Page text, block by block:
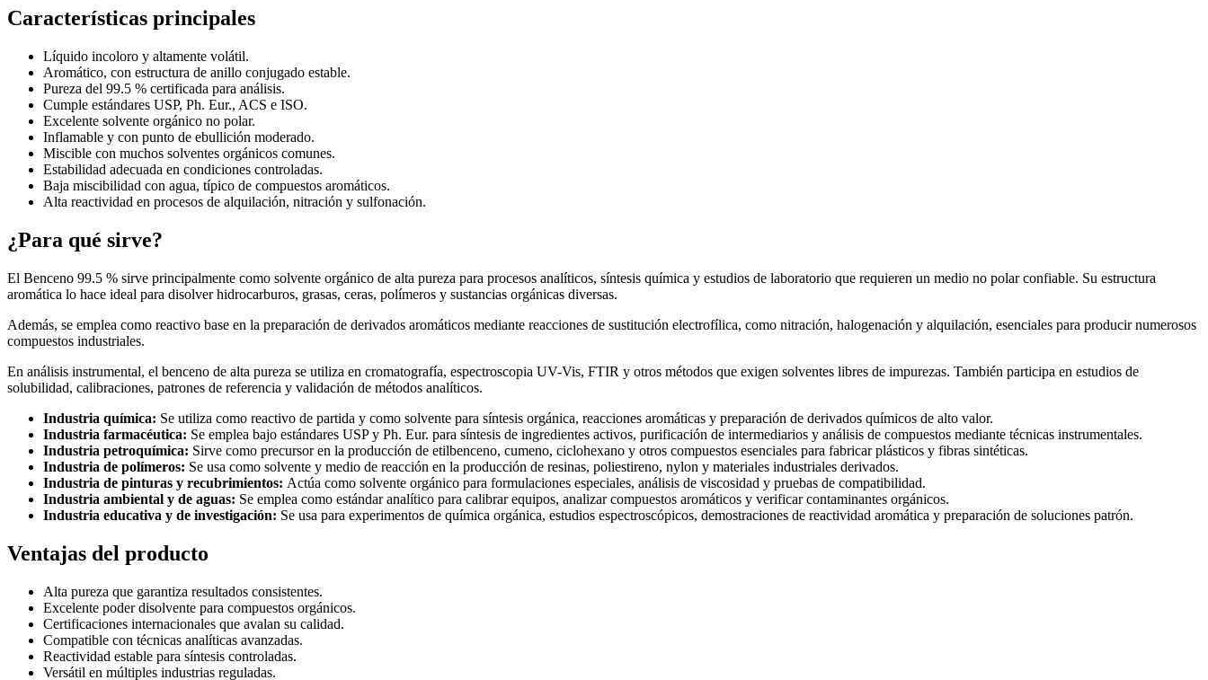
Características principales
Líquido incoloro y altamente volátil.
Aromático, con estructura de anillo conjugado estable.
Pureza del 99.5 % certificada para análisis.
Cumple estándares USP, Ph. Eur., ACS e ISO.
Excelente solvente orgánico no polar.
Inflamable y con punto de ebullición moderado.
Miscible con muchos solventes orgánicos comunes.
Estabilidad adecuada en condiciones controladas.
Baja miscibilidad con agua, típico de compuestos aromáticos.
Alta reactividad en procesos de alquilación, nitración y sulfonación.
¿Para qué sirve?
El Benceno 99.5 % sirve principalmente como solvente orgánico de alta pureza para procesos analíticos, síntesis química y estudios de laboratorio que requieren un medio no polar confiable. Su estructura
aromática lo hace ideal para disolver hidrocarburos, grasas, ceras, polímeros y sustancias orgánicas diversas.
Además, se emplea como reactivo base en la preparación de derivados aromáticos mediante reacciones de sustitución electrofílica, como nitración, halogenación y alquilación, esenciales para producir numerosos
compuestos industriales.
En análisis instrumental, el benceno de alta pureza se utiliza en cromatografía, espectroscopia UV-Vis, FTIR y otros métodos que exigen solventes libres de impurezas. También participa en estudios de
solubilidad, calibraciones, patrones de referencia y validación de métodos analíticos.
Industria química: Se utiliza como reactivo de partida y como solvente para síntesis orgánica, reacciones aromáticas y preparación de derivados químicos de alto valor.
Industria farmacéutica: Se emplea bajo estándares USP y Ph. Eur. para síntesis de ingredientes activos, purificación de intermediarios y análisis de compuestos mediante técnicas instrumentales.
Industria petroquímica: Sirve como precursor en la producción de etilbenceno, cumeno, ciclohexano y otros compuestos esenciales para fabricar plásticos y fibras sintéticas.
Industria de polímeros: Se usa como solvente y medio de reacción en la producción de resinas, poliestireno, nylon y materiales industriales derivados.
Industria de pinturas y recubrimientos: Actúa como solvente orgánico para formulaciones especiales, análisis de viscosidad y pruebas de compatibilidad.
Industria ambiental y de aguas: Se emplea como estándar analítico para calibrar equipos, analizar compuestos aromáticos y verificar contaminantes orgánicos.
Industria educativa y de investigación: Se usa para experimentos de química orgánica, estudios espectroscópicos, demostraciones de reactividad aromática y preparación de soluciones patrón.
Ventajas del producto
Alta pureza que garantiza resultados consistentes.
Excelente poder disolvente para compuestos orgánicos.
Certificaciones internacionales que avalan su calidad.
Compatible con técnicas analíticas avanzadas.
Reactividad estable para síntesis controladas.
Versátil en múltiples industrias reguladas.